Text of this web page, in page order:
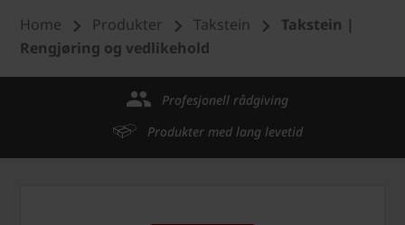
Home Produkter Takstein
Takstein |
Rengjøring og vedlikehold
Profesjonell rådgiving
Produkter med lang levetid